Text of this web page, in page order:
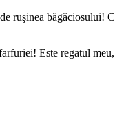
ruşinea
Este regatul